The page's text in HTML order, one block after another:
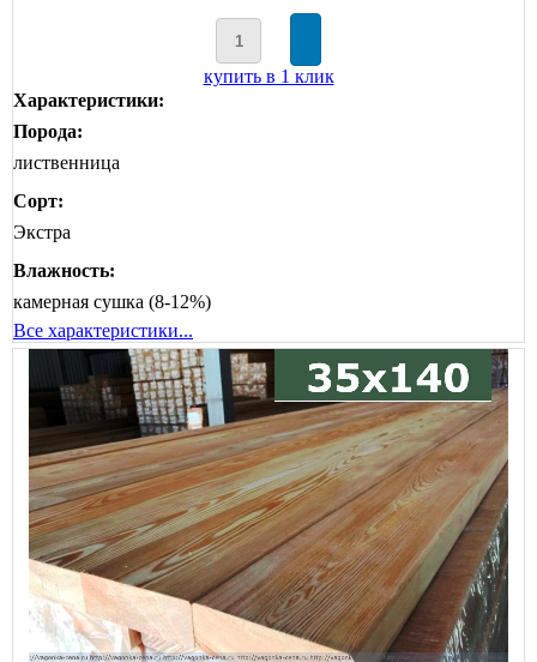
купить в 1 клик
Характеристики:
Порода:
лиственница
Сорт:
Экстра
Влажность:
камерная сушка (8-12%)
Все характеристики...